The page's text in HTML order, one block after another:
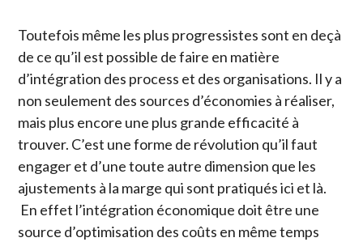
Toutefois même les plus progressistes sont en deçà
de ce qu’il est possible de faire en matière
d’intégration des process et des organisations. Il y a
non seulement des sources d’économies à réaliser,
mais plus encore une plus grande efficacité à
trouver. C’est une forme de révolution qu’il faut
engager et d’une toute autre dimension que les
ajustements à la marge qui sont pratiqués ici et là.
En effet l’intégration économique doit être une
source d’optimisation des coûts en même temps